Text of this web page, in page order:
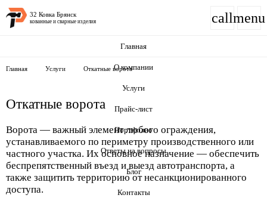
32 Ковка Брянск
кованные и сварные изделия callmenu
Главная
О компании
Услуги
Прайс-лист
Портфолио
Ответы на вопросы
Блог
Контакты
Главная Услуги Откатные ворота
Откатные ворота
Ворота — важный элемент любого ограждения,
устанавливаемого по периметру производственного или
частного участка. Их основное назначение — обеспечить
беспрепятственный въезд и выезд автотранспорта, а
также защитить территорию от несанкционированного
доступа.